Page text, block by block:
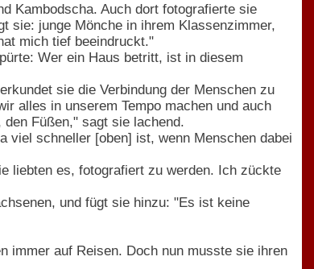
Kambodscha. Auch dort fotografierte sie
sie: junge Mönche in ihrem Klassenzimmer,
mich tief beeindruckt."
Wer ein Haus betritt, ist in diesem
sie die Verbindung der Menschen zu
alles in unserem Tempo machen und auch
Füßen," sagt sie lachend.
viel schneller [oben] ist, wenn Menschen dabei
liebten es, fotografiert zu werden. Ich zückte
und fügt sie hinzu: "Es ist keine
immer auf Reisen. Doch nun musste sie ihren